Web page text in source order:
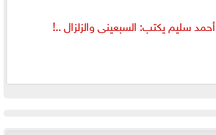
أحمد سليم يكتب: السبعينى والزلزال ..!